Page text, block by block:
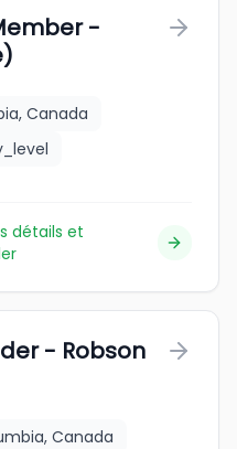
-
Canada
détails et
- Robson
Canada